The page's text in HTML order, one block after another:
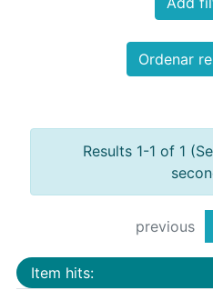
Ordenar
Results 1-1 of 1
previous
Item hits: